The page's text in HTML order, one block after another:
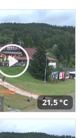
21,5 °C